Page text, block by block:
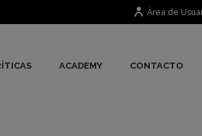
Área de
ACADEMY CONTACTO